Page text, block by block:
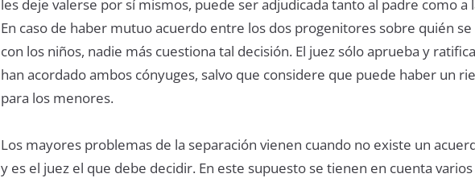
les deje valerse por sí mismos, puede ser adjudicada tanto al padre como a
En caso de haber mutuo acuerdo entre los dos progenitores sobre quién se
con los niños, nadie más cuestiona tal decisión. El juez sólo aprueba y
han acordado ambos cónyuges, salvo que considere que puede haber un
para los menores.
Los mayores problemas de la separación vienen cuando no existe un
y es el juez el que debe decidir. En este supuesto se tienen en cuenta